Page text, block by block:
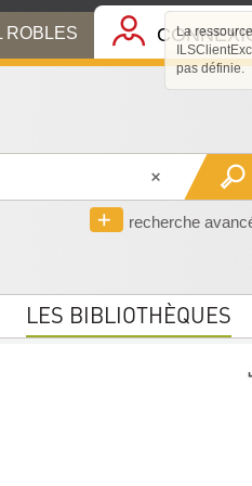
ROBLES
recherche
LES BIBLIOTHÈQUES
La ressource
pas définie.